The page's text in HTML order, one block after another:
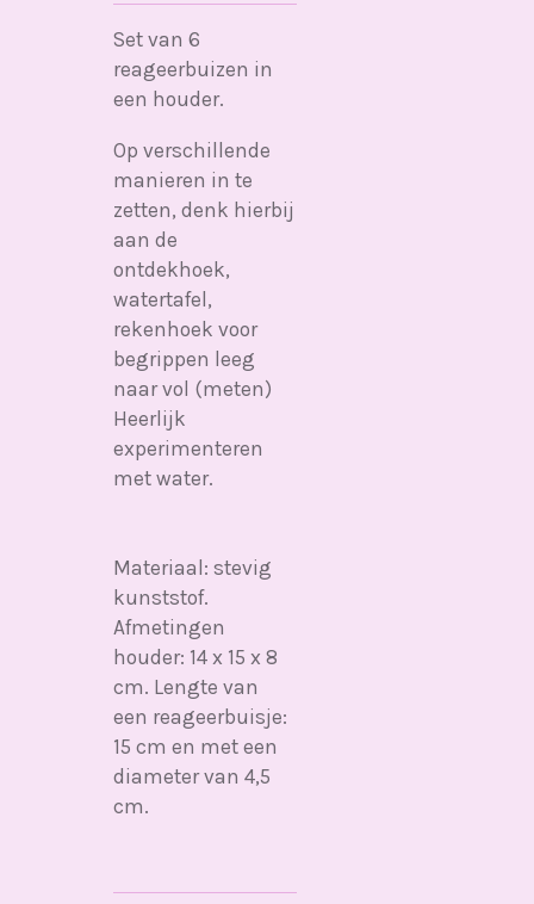
Set van 6
reageerbuizen in
een houder.
Op verschillende
manieren in te
zetten, denk hierbij
aan de
ontdekhoek,
watertafel,
rekenhoek voor
begrippen leeg
naar vol (meten)
Heerlijk
experimenteren
met water.
Materiaal: stevig
kunststof.
Afmetingen
houder: 14 x 15 x 8
cm. Lengte van
een reageerbuisje:
15 cm en met een
diameter van 4,5
cm.